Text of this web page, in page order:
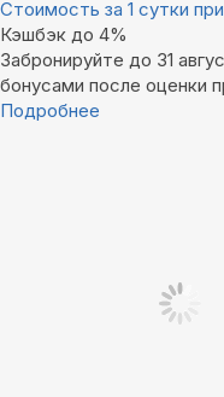
Стоимость за 1 сутки
Кэшбэк до 4%
Забронируйте до 31
бонусами после оценки
Подробнее